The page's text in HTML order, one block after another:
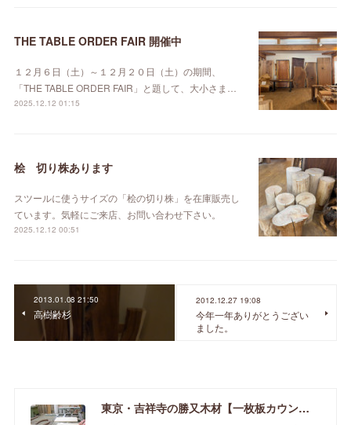
THE TABLE ORDER FAIR 開催中
１２月６日（土）～１２月２０日（土）の期間、
「THE TABLE ORDER FAIR」と題して、大小さま…
2025.12.12 01:15
桧 切り株あります
スツールに使うサイズの「桧の切り株」を在庫販売し
ています。気軽にご来店、お問い合わせ下さい。
2025.12.12 00:51
2013.01.08 21:50
高樹齢杉
2012.12.27 19:08
今年一年ありがとうござい
ました。
東京・吉祥寺の勝又木材【一枚板カウンター】